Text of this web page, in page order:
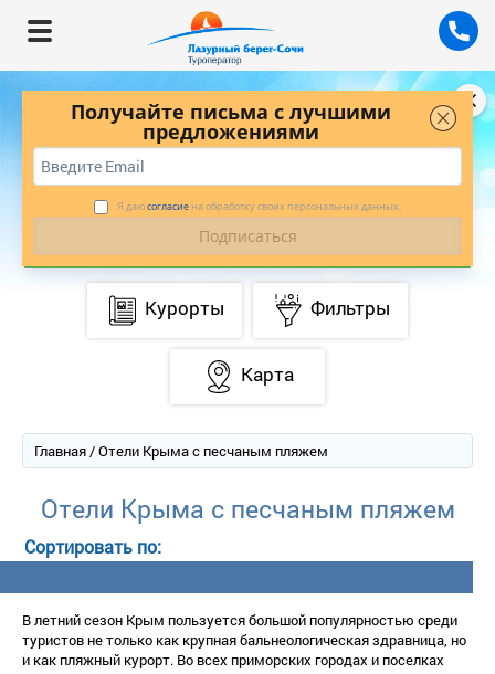
Получайте письма с лучшими
предложениями
Я даюсогласие на обработку своих персональных данных.
Курорты Фильтры
Карта
Главная/ Отели Крыма с песчаным пляжем
Отели Крыма с песчаным пляжем
В летний сезон Крым пользуется большой популярностью среди
туристов не только как крупная бальнеологическая здравница, но
и как пляжный курорт. Во всех приморских городах и поселках
БУДЬТЕ В КУРСЕ ЛУЧШИХ ПРЕДЛОЖЕНИЙ
С НАШЕЙ РАССЫЛКОЙ
ПОДПИСАТЬСЯ